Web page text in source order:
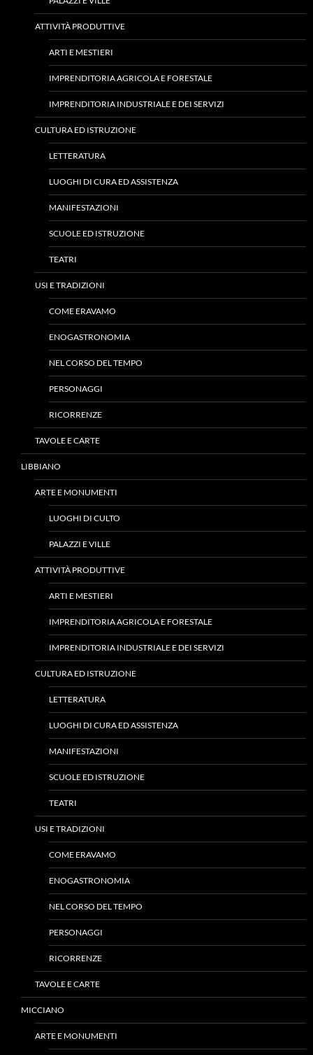
ATTIVITÀ PRODUTTIVE
ARTI E MESTIERI
IMPRENDITORIA AGRICOLA E FORESTALE
IMPRENDITORIA INDUSTRIALE E DEI SERVIZI
CULTURA ED ISTRUZIONE
LETTERATURA
LUOGHI DI CURA ED ASSISTENZA
MANIFESTAZIONI
SCUOLE ED ISTRUZIONE
TEATRI
USI E TRADIZIONI
COME ERAVAMO
ENOGASTRONOMIA
NEL CORSO DEL TEMPO
PERSONAGGI
RICORRENZE
TAVOLE E CARTE
LIBBIANO
ARTE E MONUMENTI
LUOGHI DI CULTO
PALAZZI E VILLE
ATTIVITÀ PRODUTTIVE
ARTI E MESTIERI
IMPRENDITORIA AGRICOLA E FORESTALE
IMPRENDITORIA INDUSTRIALE E DEI SERVIZI
CULTURA ED ISTRUZIONE
LETTERATURA
LUOGHI DI CURA ED ASSISTENZA
MANIFESTAZIONI
SCUOLE ED ISTRUZIONE
TEATRI
USI E TRADIZIONI
COME ERAVAMO
ENOGASTRONOMIA
NEL CORSO DEL TEMPO
PERSONAGGI
RICORRENZE
TAVOLE E CARTE
MICCIANO
ARTE E MONUMENTI